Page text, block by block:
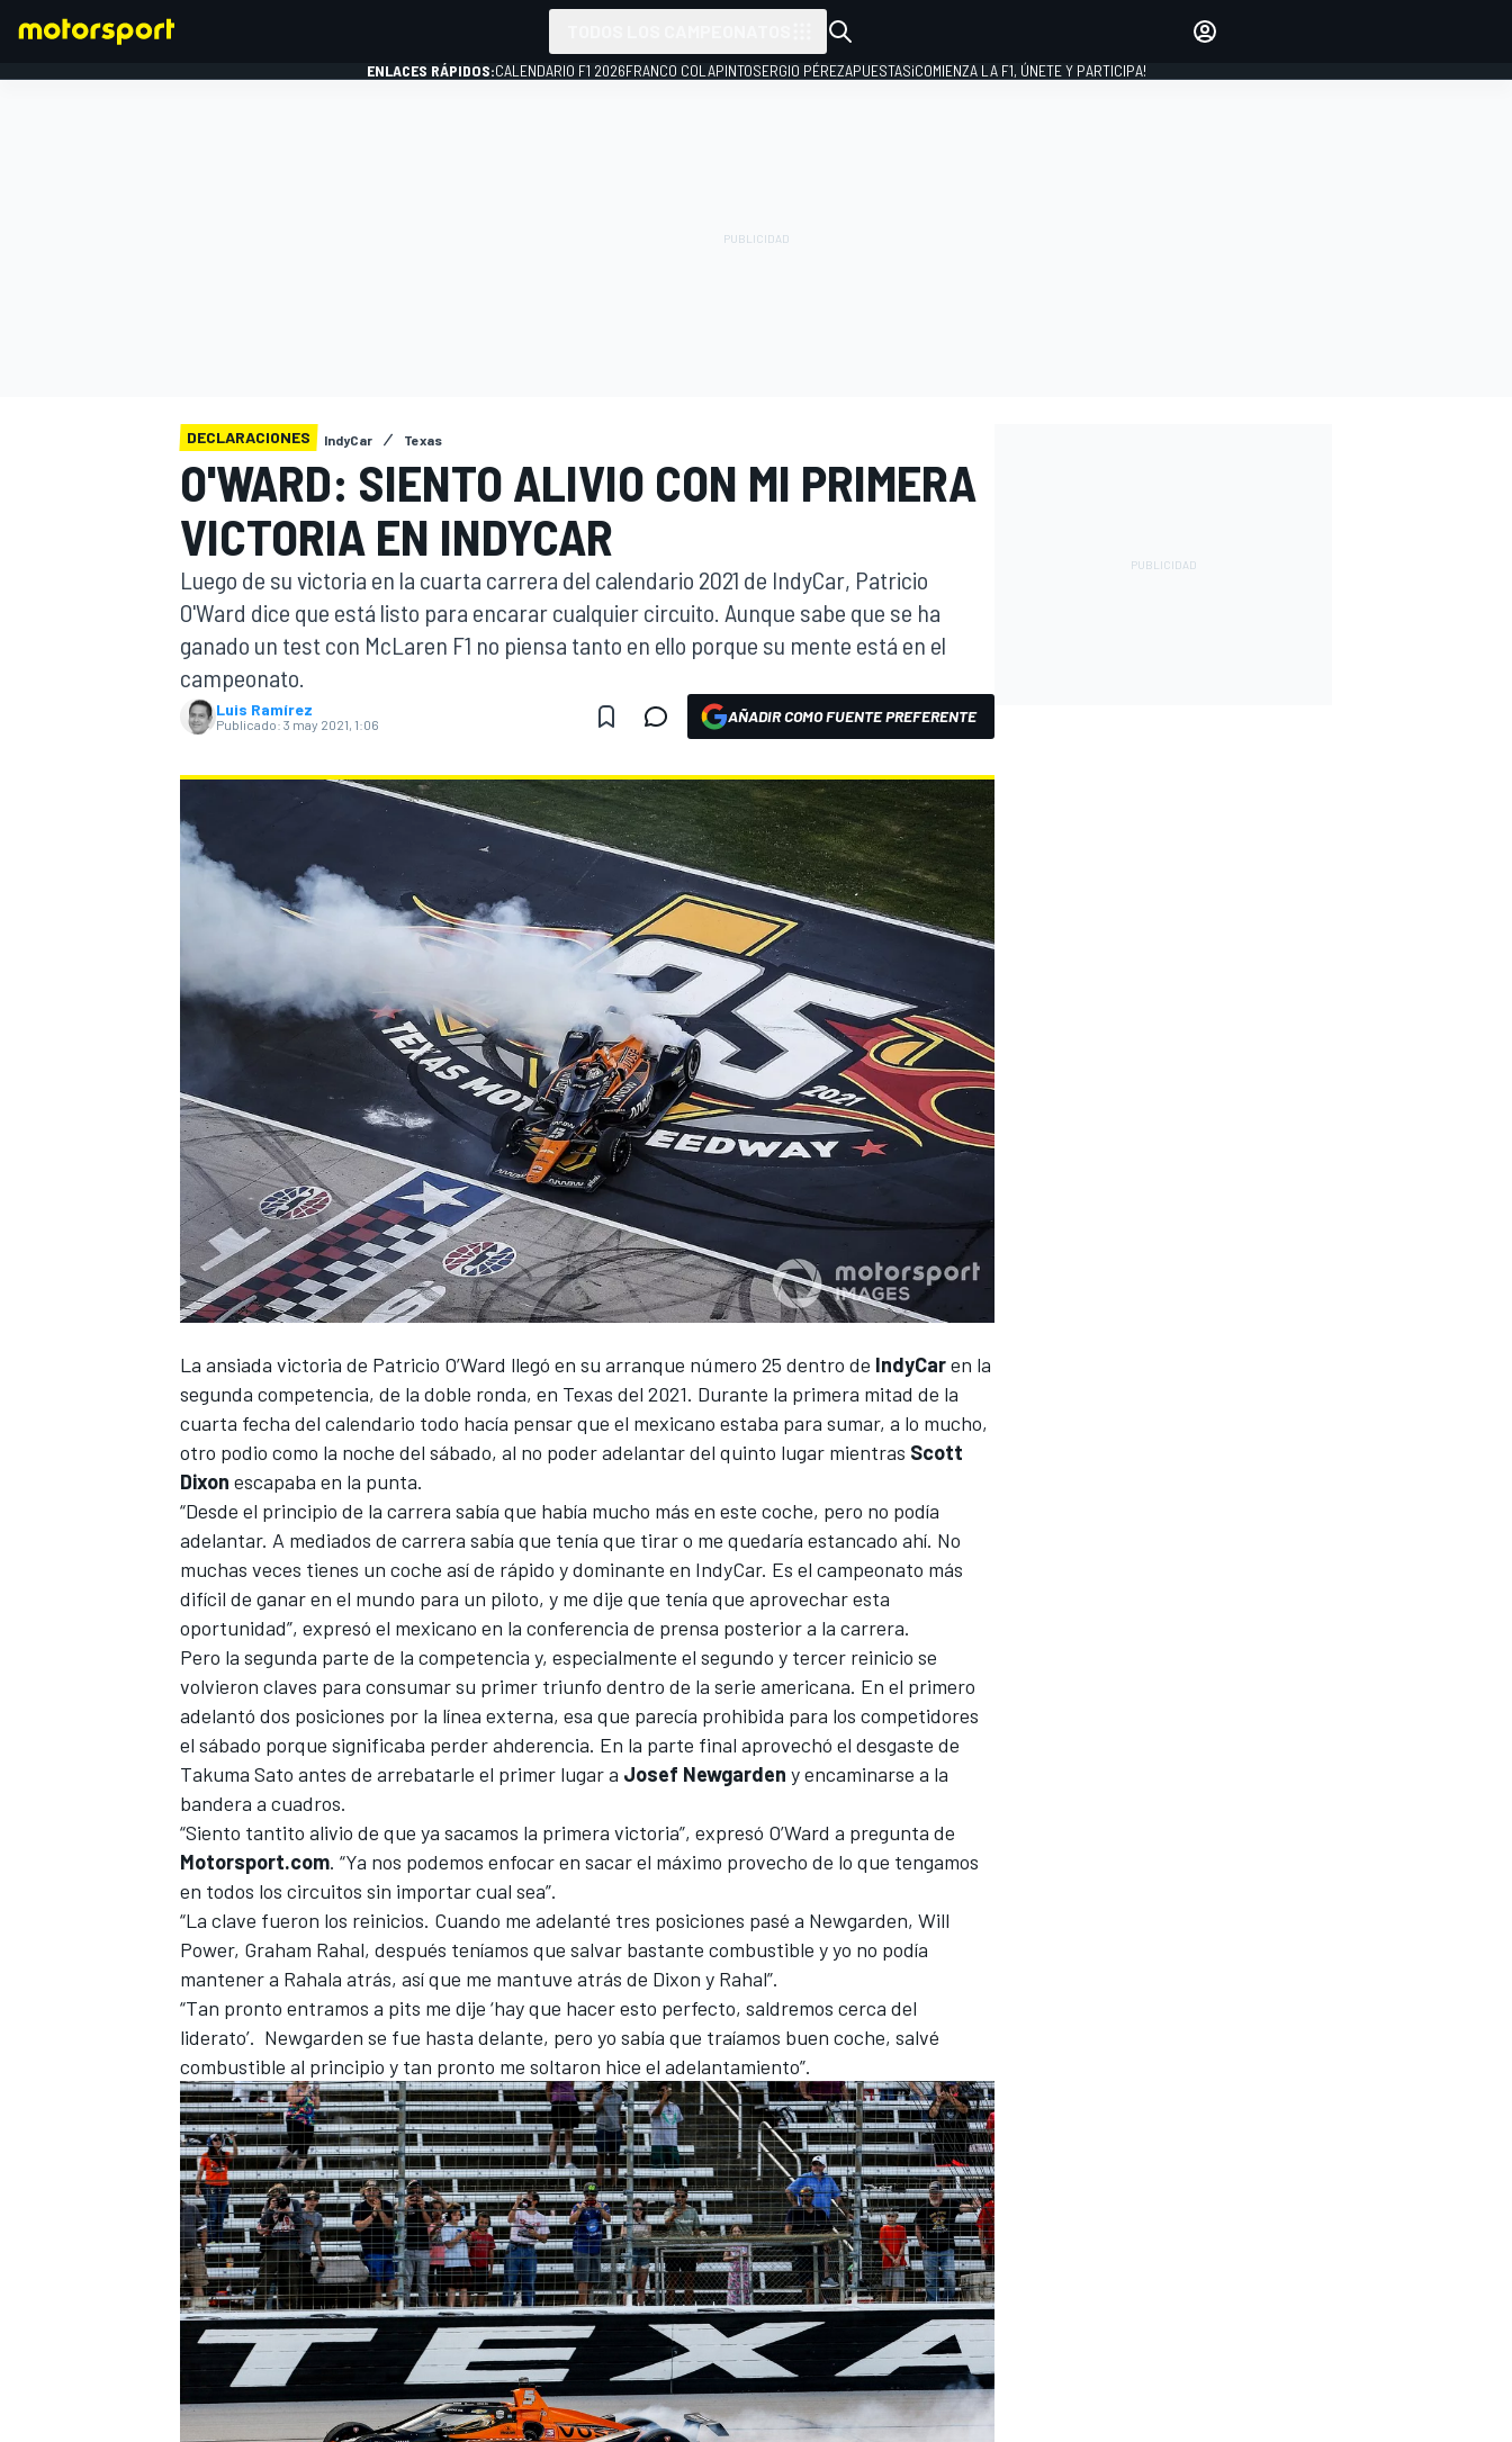
INDYCAR
MOTOGP
NASCAR CUP
FÓRMULA E
WRC
INICIAR SESIÓN
ENLACES RÁPIDOS:CALENDARIO F1 2026FRANCO COLAPINTOSERGIO PÉREZAPUESTAS¡COMIENZA LA F1, ÚNETE Y PARTICIPA!
DECLARACIONES IndyCar Texas
O'WARD: SIENTO ALIVIO CON MI PRIMERA
VICTORIA EN INDYCAR
Luego de su victoria en la cuarta carrera del calendario 2021 de IndyCar, Patricio
O'Ward dice que está listo para encarar cualquier circuito. Aunque sabe que se ha
ganado un test con McLaren F1 no piensa tanto en ello porque su mente está en el
campeonato.
Luis Ramírez
Publicado: 3 may 2021, 1:06 AÑADIR COMO FUENTE PREFERENTE
La ansiada victoria de Patricio O’Ward llegó en su arranque número 25 dentro de IndyCaren la
segunda competencia, de la doble ronda, en Texas del 2021. Durante la primera mitad de la
cuarta fecha del calendario todo hacía pensar que el mexicano estaba para sumar, a lo mucho,
otro podio como la noche del sábado, al no poder adelantar del quinto lugar mientras Scott
Dixon escapaba en la punta.
“Desde el principio de la carrera sabía que había mucho más en este coche, pero no podía
adelantar. A mediados de carrera sabía que tenía que tirar o me quedaría estancado ahí. No
muchas veces tienes un coche así de rápido y dominante en IndyCar. Es el campeonato más
difícil de ganar en el mundo para un piloto, y me dije que tenía que aprovechar esta
oportunidad”, expresó el mexicano en la conferencia de prensa posterior a la carrera.
Pero la segunda parte de la competencia y, especialmente el segundo y tercer reinicio se
volvieron claves para consumar su primer triunfo dentro de la serie americana. En el primero
adelantó dos posiciones por la línea externa, esa que parecía prohibida para los competidores
el sábado porque significaba perder ahderencia. En la parte final aprovechó el desgaste de
Takuma Sato antes de arrebatarle el primer lugar a Josef Newgarden y encaminarse a la
bandera a cuadros.
“Siento tantito alivio de que ya sacamos la primera victoria”, expresó O’Ward a pregunta de
Motorsport.com. “Ya nos podemos enfocar en sacar el máximo provecho de lo que tengamos
en todos los circuitos sin importar cual sea”.
“La clave fueron los reinicios. Cuando me adelanté tres posiciones pasé a Newgarden, Will
Power, Graham Rahal, después teníamos que salvar bastante combustible y yo no podía
mantener a Rahala atrás, así que me mantuve atrás de Dixon y Rahal”.
“Tan pronto entramos a pits me dije ‘hay que hacer esto perfecto, saldremos cerca del
liderato’. Newgarden se fue hasta delante, pero yo sabía que traíamos buen coche, salvé
combustible al principio y tan pronto me soltaron hice el adelantamiento”.